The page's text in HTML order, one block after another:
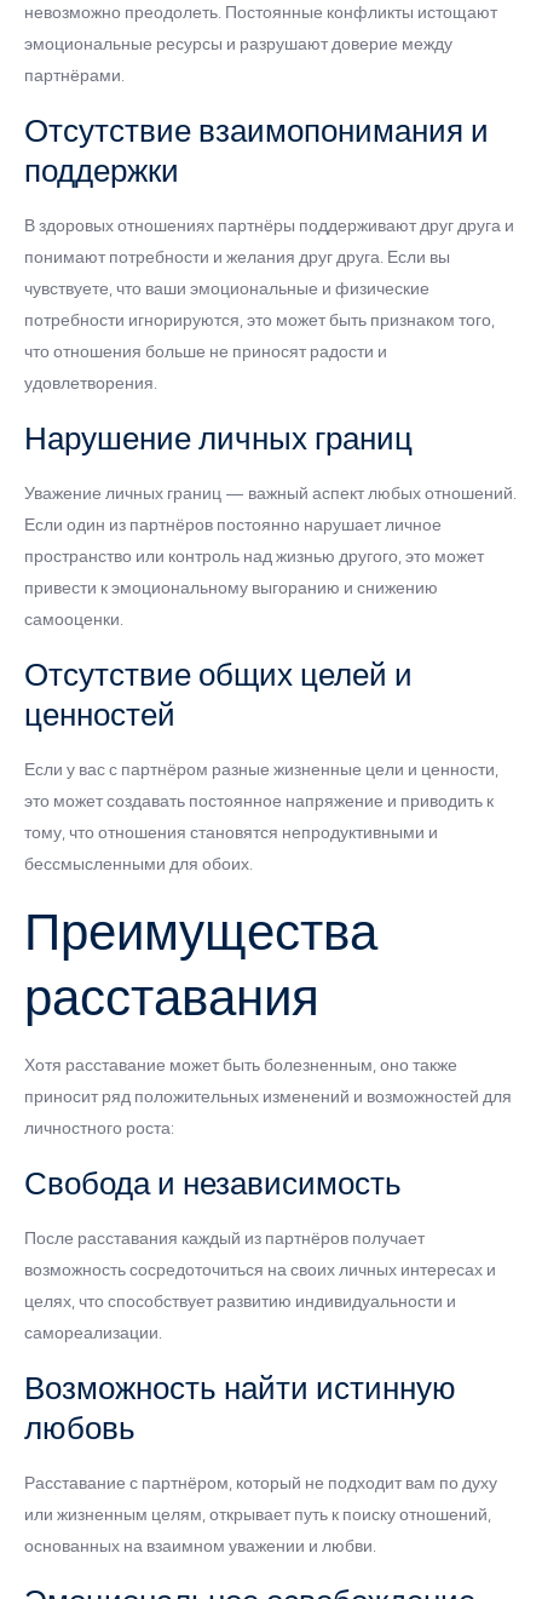
невозможно преодолеть. Постоянные конфликты истощают
эмоциональные ресурсы и разрушают доверие между
партнёрами.
Отсутствие взаимопонимания и
поддержки
В здоровых отношениях партнёры поддерживают друг друга и
понимают потребности и желания друг друга. Если вы
чувствуете, что ваши эмоциональные и физические
потребности игнорируются, это может быть признаком того,
что отношения больше не приносят радости и
удовлетворения.
Нарушение личных границ
Уважение личных границ — важный аспект любых отношений.
Если один из партнёров постоянно нарушает личное
пространство или контроль над жизнью другого, это может
привести к эмоциональному выгоранию и снижению
самооценки.
Отсутствие общих целей и
ценностей
Если у вас с партнёром разные жизненные цели и ценности,
это может создавать постоянное напряжение и приводить к
тому, что отношения становятся непродуктивными и
бессмысленными для обоих.
Преимущества
расставания
Хотя расставание может быть болезненным, оно также
приносит ряд положительных изменений и возможностей для
личностного роста:
Свобода и независимость
После расставания каждый из партнёров получает
возможность сосредоточиться на своих личных интересах и
целях, что способствует развитию индивидуальности и
самореализации.
Возможность найти истинную
любовь
Расставание с партнёром, который не подходит вам по духу
или жизненным целям, открывает путь к поиску отношений,
основанных на взаимном уважении и любви.